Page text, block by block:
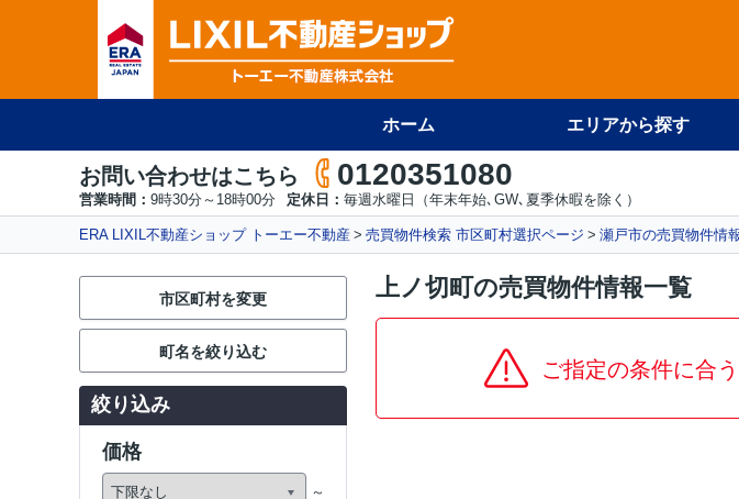
ホーム エリアから探す
お問い合わせはこちら 0120351080
営業時間： 9時30分～18時00分 定休日： 毎週水曜日（年末年始､GW､夏季休暇を除く）
ERA LIXIL不動産ショップ トーエー不動産 売買物件検索 市区町村選択ページ 瀬戸市の売買物件情
上ノ切町の売買物件情報一覧
ご指定の条件に合
市区町村を変更
町名を絞り込む
絞り込み
価格